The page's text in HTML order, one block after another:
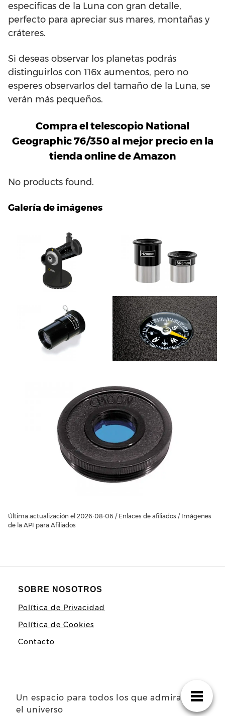
especificas de la Luna con gran detalle,
perfecto para apreciar sus mares, montañas y
cráteres.
Si deseas observar los planetas podrás
distinguirlos con 116x aumentos, pero no
esperes observarlos del tamaño de la Luna, se
verán más pequeños.
Compra el telescopio National
Geographic 76/350 al mejor precio en la
tienda online de Amazon
No products found.
Galería de imágenes
Última actualización el 2026-08-06 / Enlaces de afiliados / Imágenes
de la API para Afiliados
SOBRE NOSOTROS
Política de Privacidad
Política de Cookies
Contacto
Un espacio para todos los que admiramos
el universo